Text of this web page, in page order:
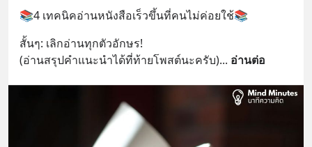
📚4 เทคนิคอ่านหนังสือเร็วขึ้นที่คนไม่ค่อยใช้📚
สั้นๆ: เลิกอ่านทุกตัวอักษร!
(อ่านสรุปคำแนะนำได้ที่ท้ายโพสต์นะครับ)... อ่านต่อ